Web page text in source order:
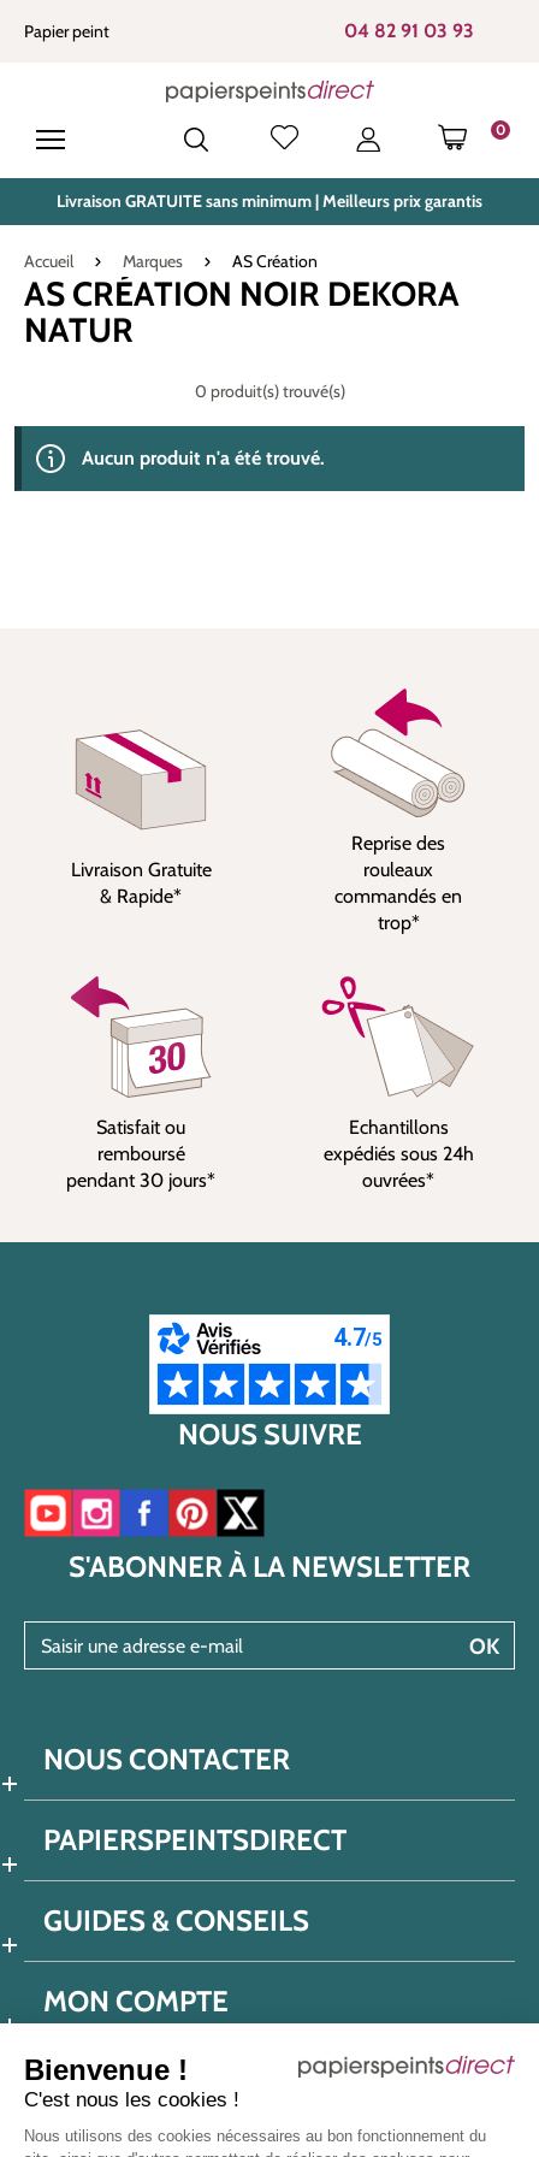
Bienvenue !
C'est nous les cookies !
Nous utilisons des cookies nécessaires au bon fonctionnement du
principal
Papier peint 04 82 91 03 93
0
LE
Livraison GRATUITE sans minimum | Meilleurs prix garantis
Accueil Marques AS Création
AS CRÉATION NOIR DEKORA
NATUR
0 produit(s) trouvé(s)
Aucun produit n'a été trouvé.
Livraison Gratuite
& Rapide*
Reprise des
rouleaux
commandés en
trop*
Satisfait ou
remboursé
pendant 30 jours*
Echantillons
expédiés sous 24h
ouvrées*
NOUS SUIVRE
Accéder à notre chaîne YouTube
Accéder à notre compte Instagram
Accéder à notre page Facebook
Accéder à notre compte Pinterest
Accéder à notre compte Twitter/X
S'ABONNER À LA NEWSLETTER
OK
NOUS CONTACTER
PAPIERSPEINTSDIRECT
GUIDES & CONSEILS
MON COMPTE